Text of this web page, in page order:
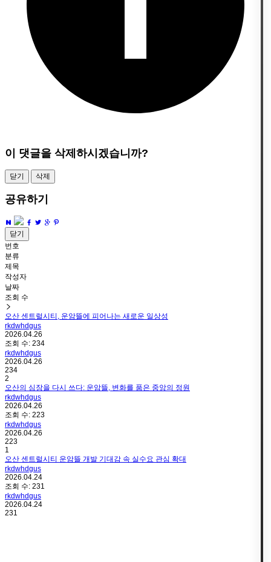
이 댓글을 삭제하시겠습니까?
닫기 삭제
공유하기
닫기
번호
분류
제목
작성자
날짜
조회 수
오산 센트럴시티, 운암뜰에 피어나는 새로운 일상성
rkdwhdgus
2026.04.26
조회 수: 234
rkdwhdgus
2026.04.26
234
2
오산의 심장을 다시 쓰다: 운암뜰, 변화를 품은 중앙의 정원
rkdwhdgus
2026.04.26
조회 수: 223
rkdwhdgus
2026.04.26
223
1
오산 센트럴시티 운암뜰 개발 기대감 속 실수요 관심 확대
rkdwhdgus
2026.04.24
조회 수: 231
rkdwhdgus
2026.04.24
231